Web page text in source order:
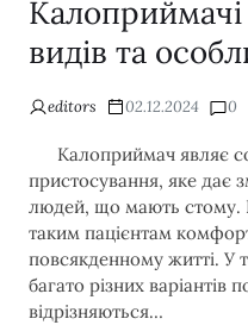
видів та
editors 02.12.2024 0
Калоприймач являє
пристосування, яке дає
людей, що мають стому.
таким пацієнтам
повсякденному житті. У
багато різних варіантів
відрізняються…